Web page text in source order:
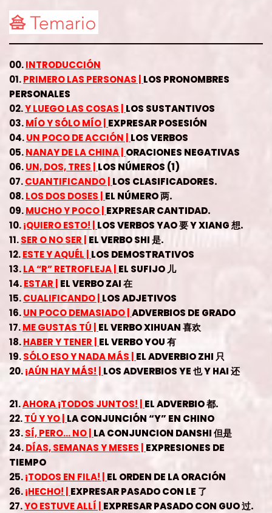
00.INTRODUCCIÓN
01.PRIMERO LAS PERSONAS | LOS PRONOMBRES
PERSONALES
02.Y LUEGO LAS COSAS | LOS SUSTANTIVOS
03.MÍO Y SÓLO MÍO | EXPRESAR POSESIÓN
04.UN POCO DE ACCIÓN | LOS VERBOS
05.NANAY DE LA CHINA | ORACIONES NEGATIVAS
06.UN, DOS, TRES | LOS NÚMEROS (1)
07.CUANTIFICANDO | LOS CLASIFICADORES.
08.LOS DOS DOSES | EL NÚMERO 两.
09.MUCHO Y POCO | EXPRESAR CANTIDAD.
10.¡QUIERO ESTO! | LOS VERBOS YAO 要 Y XIANG 想.
11.SER O NO SER | EL VERBO SHI 是.
12.ESTE Y AQUÉL | LOS DEMOSTRATIVOS
13.LA “R” RETROFLEJA | EL SUFIJO 儿
14.ESTAR | EL VERBO ZAI 在
15.CUALIFICANDO | LOS ADJETIVOS
16.UN POCO DEMASIADO |ADVERBIOS DE GRADO
17.ME GUSTAS TÚ | EL VERBO XIHUAN 喜欢
18.HABER Y TENER | EL VERBO YOU 有
19.SÓLO ESO Y NADA MÁS | EL ADVERBIO ZHI 只
20.¡AÚN HAY MÁS! | LOS ADVERBIOS YE 也 Y HAI 还
21.AHORA ¡TODOS JUNTOS! | EL ADVERBIO 都.
22.TÚ Y YO | LA CONJUNCIÓN “Y” EN CHINO
23.SÍ, PERO… NO | LA CONJUNCION DANSHI 但是
24.DÍAS, SEMANAS Y MESES | EXPRESIONES DE
TIEMPO
25.¡TODOS EN FILA! | EL ORDEN DE LA ORACIÓN
26.¡HECHO! | EXPRESAR PASADO CON LE 了
27.YO ESTUVE ALLÍ | EXPRESAR PASADO CON GUO 过.